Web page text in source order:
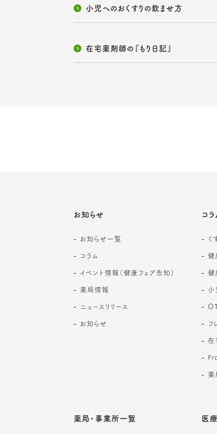
小児へのおくすりの飲ませ方
在宅薬剤師の『もり日記』
お知らせ
お知らせ一覧
コラム
イベント情報（健康フェア告知）
薬局情報
ニュースリリース
お知らせ
コ
く
健
健
小
フ
在
薬
薬局・事業所一覧 医